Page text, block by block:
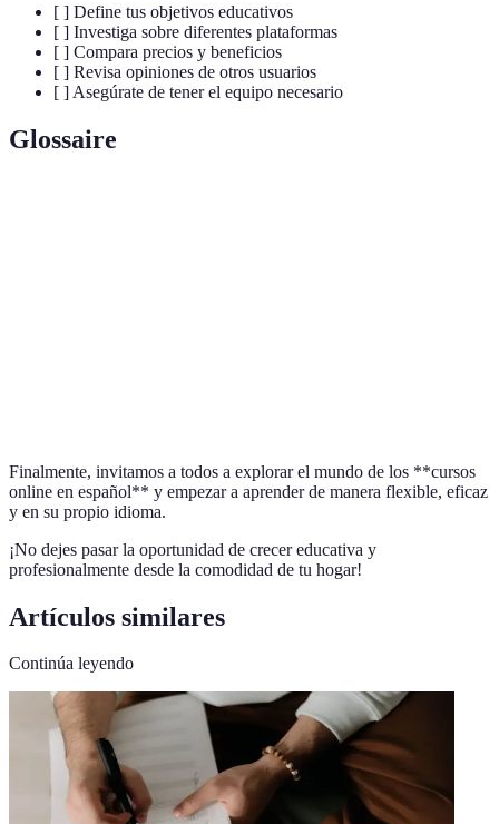
[ ] Define tus objetivos educativos
[ ] Investiga sobre diferentes plataformas
[ ] Compara precios y beneficios
[ ] Revisa opiniones de otros usuarios
[ ] Asegúrate de tener el equipo necesario
Glossaire
Finalmente, invitamos a todos a explorar el mundo de los **cursos
online en español** y empezar a aprender de manera flexible, eficaz
y en su propio idioma.
¡No dejes pasar la oportunidad de crecer educativa y
profesionalmente desde la comodidad de tu hogar!
Artículos similares
Continúa leyendo